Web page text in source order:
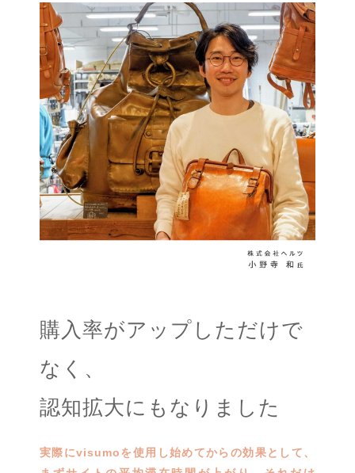
購入率がアップしただけで
なく、
認知拡大にもなりました
実際にvisumoを使用し始めてからの効果として、